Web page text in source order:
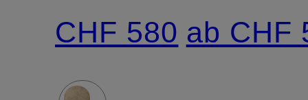
BISCHOFSWIESEN
CHF 580 ab CHF